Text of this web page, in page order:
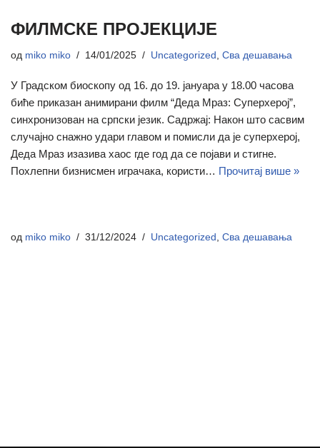
ФИЛМСКЕ ПРОЈЕКЦИЈЕ
од miko miko 14/01/2025 Uncategorized , Сва дешавања
У Градском биоскопу од 16. до 19. јануара у 18.00 часова
биће приказан анимирани филм “Деда Мраз: Суперхерој”,
синхронизован на српски језик. Садржај: Након што сасвим
случајно снажно удари главом и помисли да је суперхерој,
Деда Мраз изазива хаос где год да се појави и стигне.
Похлепни бизнисмен играчака, користи… Прочитај више »
од miko miko 31/12/2024 Uncategorized , Сва дешавања